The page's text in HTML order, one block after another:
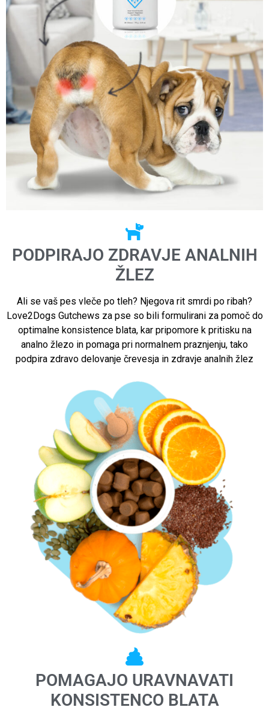
PODPIRAJO ZDRAVJE ANALNIH
ŽLEZ
Ali se vaš pes vleče po tleh? Njegova rit smrdi po ribah?
Love2Dogs Gutchews za pse so bili formulirani za pomoč do
optimalne konsistence blata, kar pripomore k pritisku na
analno žlezo in pomaga pri normalnem praznjenju, tako
podpira zdravo delovanje črevesja in zdravje analnih žlez
POMAGAJO URAVNAVATI
KONSISTENCO BLATA